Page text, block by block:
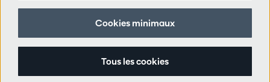
Suivez nous
Cookies minimaux
Tous les cookies